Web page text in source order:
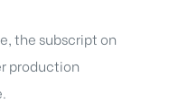
the subscript on
production